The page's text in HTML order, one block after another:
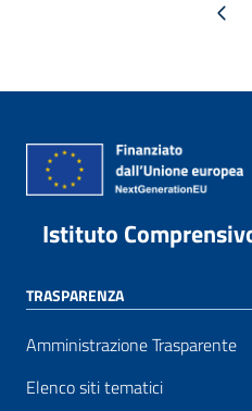
Pagina
Istituto
TRASPARENZA
Amministrazione Trasparente
Elenco siti tematici